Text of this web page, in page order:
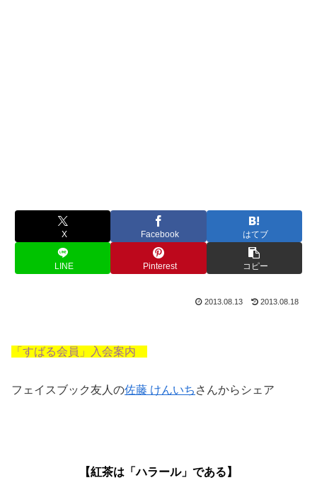
X Facebook はてブ
LINE Pinterest コピー
2013.08.13 2013.08.18
「すばる会員」入会案内
フェイスブック友人の佐藤 けんいち さんからシェア
【紅茶は「ハラール」である】